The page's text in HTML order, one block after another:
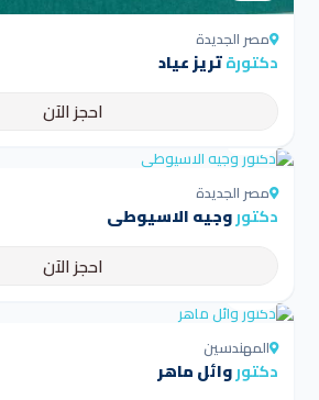
مصر الجديدة
دكتورةتريز عياد
احجز الآن
مصر الجديدة
دكتوروجيه الاسيوطى
احجز الآن
المهندسين
دكتوروائل ماهر